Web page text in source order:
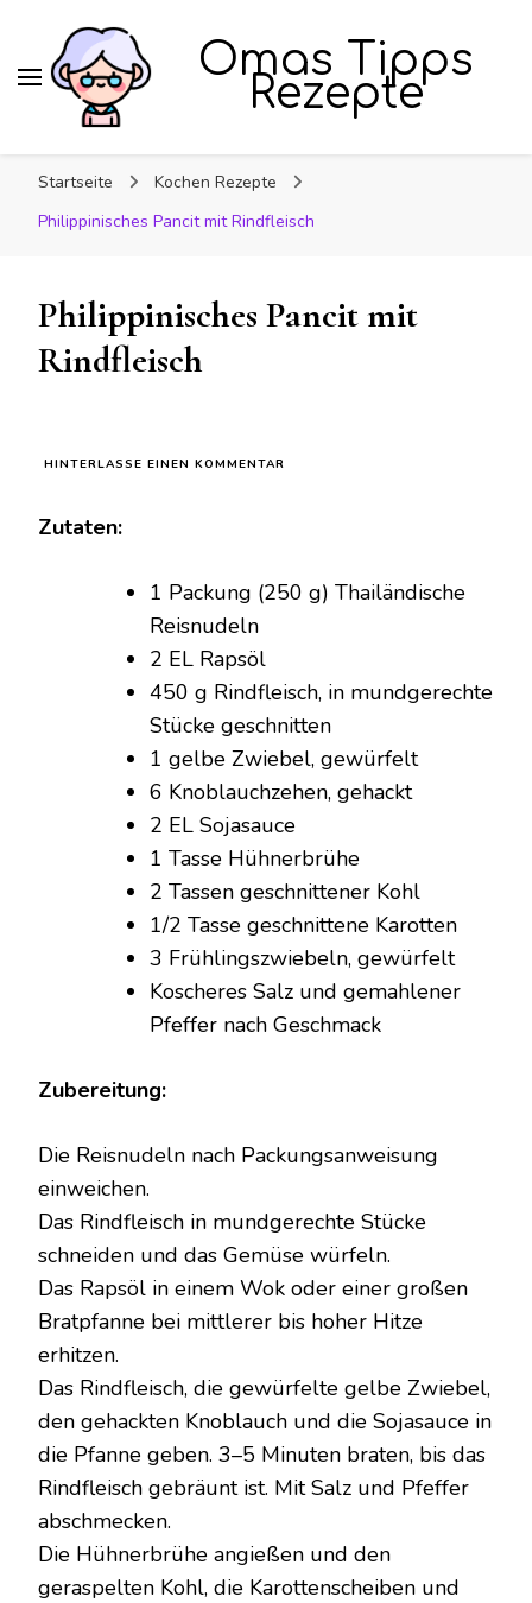
Omas Tipps
Rezepte
Startseite
Kochen Rezepte
Philippinisches Pancit mit Rindfleisch
Philippinisches Pancit mit
Rindfleisch
HINTERLASSE EINEN KOMMENTAR
Zutaten:
1 Packung (250 g) Thailändische
Reisnudeln
2 EL Rapsöl
450 g Rindfleisch, in mundgerechte
Stücke geschnitten
1 gelbe Zwiebel, gewürfelt
6 Knoblauchzehen, gehackt
2 EL Sojasauce
1 Tasse Hühnerbrühe
2 Tassen geschnittener Kohl
1/2 Tasse geschnittene Karotten
3 Frühlingszwiebeln, gewürfelt
Koscheres Salz und gemahlener
Pfeffer nach Geschmack
Zubereitung:
Die Reisnudeln nach Packungsanweisung
einweichen.
Das Rindfleisch in mundgerechte Stücke
schneiden und das Gemüse würfeln.
Das Rapsöl in einem Wok oder einer großen
Bratpfanne bei mittlerer bis hoher Hitze
erhitzen.
Das Rindfleisch, die gewürfelte gelbe Zwiebel,
den gehackten Knoblauch und die Sojasauce in
die Pfanne geben. 3–5 Minuten braten, bis das
Rindfleisch gebräunt ist. Mit Salz und Pfeffer
abschmecken.
Die Hühnerbrühe angießen und den
geraspelten Kohl, die Karottenscheiben und